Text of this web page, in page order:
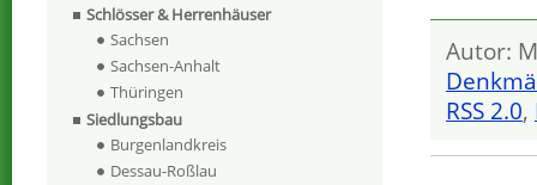
Autor:
RSS 2.0,
Schlösser & Herrenhäuser
Sachsen
Sachsen-Anhalt
Thüringen
Siedlungsbau
Burgenlandkreis
Dessau-Roßlau